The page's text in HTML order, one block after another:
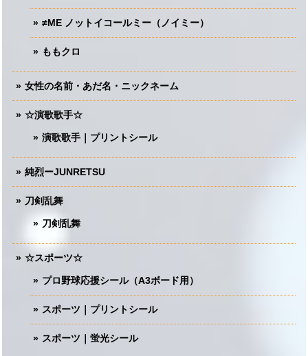
≠ME ノットイコールミー（ノイミー）
ももクロ
女性の名前・あだ名・ニックネーム
☆演歌歌手☆
演歌歌手｜プリントシール
純烈ーJUNRETSU
刀剣乱舞
刀剣乱舞
☆スポーツ☆
プロ野球応援シール（A3ボード用）
スポーツ｜プリントシール
スポーツ｜蛍光シール